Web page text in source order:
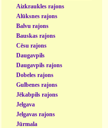
Aizkraukles rajons
Alūksnes rajons
Balvu rajons
Bauskas rajons
Cēsu rajons
Daugavpils
Daugavpils rajons
Dobeles rajons
Gulbenes rajons
Jēkabpils rajons
Jelgava
Jelgavas rajons
Jūrmala